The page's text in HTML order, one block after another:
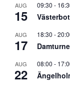
AUG
15
09:30 -
AUG
17
18:30 -
AUG
22
08:00 -